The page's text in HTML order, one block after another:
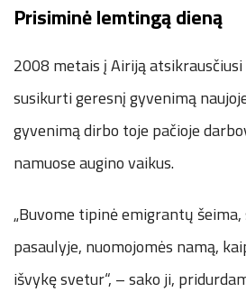
Prisiminė lemtingą dieną
2008 metais į Airiją
susikurti geresnį gyvenimą
gyvenimą dirbo toje pačioje
namuose augino vaikus.
„Buvome tipinė emigrantų šeima,
pasaulyje, nuomojomės namą,
išvykę svetur“, – sako ji,